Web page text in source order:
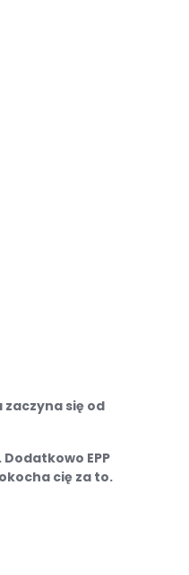
się od
EPP
cię za to.